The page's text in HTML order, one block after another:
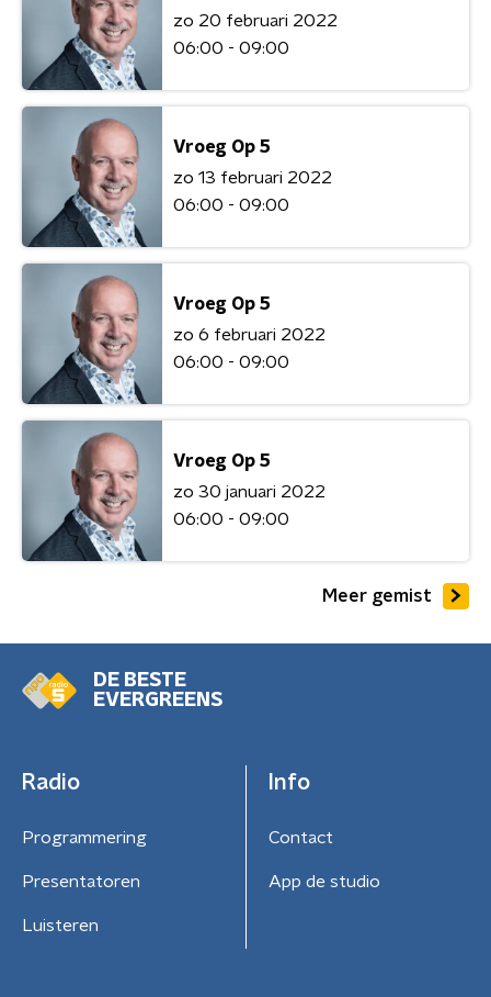
zo 20 februari 2022
06:00 - 09:00
Vroeg Op 5
zo 13 februari 2022
06:00 - 09:00
Vroeg Op 5
zo 6 februari 2022
06:00 - 09:00
Vroeg Op 5
zo 30 januari 2022
06:00 - 09:00
Meer gemist
DE BESTE
EVERGREENS
Radio
Programmering
Presentatoren
Luisteren
Info
Contact
App de studio